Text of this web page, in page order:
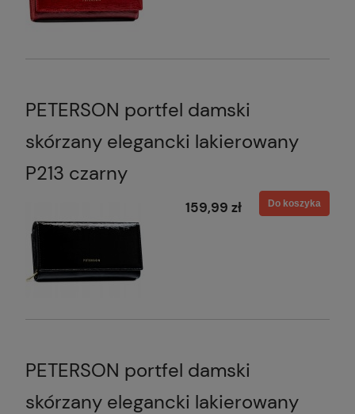
PETERSON portfel damski
skórzany elegancki lakierowany
P213 czarny
159,99 zł Do koszyka
PETERSON portfel damski
skórzany elegancki lakierowany